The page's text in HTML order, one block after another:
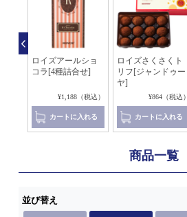
ロイズアールショ
コラ[4種詰合せ]
¥1,188（税込）
カートに入れる
ロイズさくさくト
リフ[ジャンドゥー
ヤ]
¥864（税込）
カートに入れる
商品一覧
並び替え